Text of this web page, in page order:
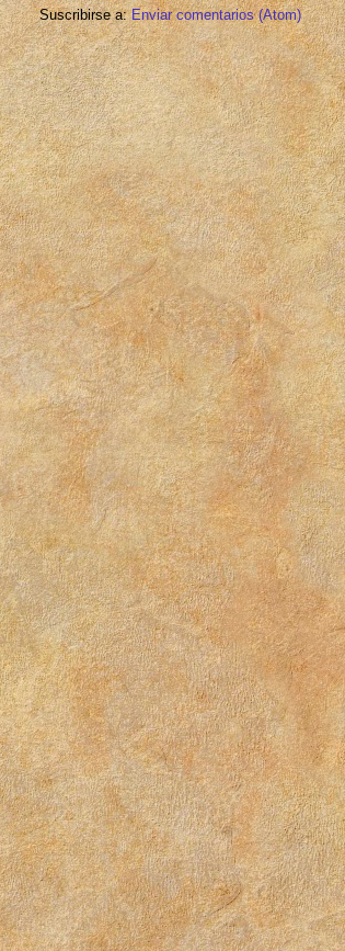
Suscribirse a:Enviar comentarios (Atom)